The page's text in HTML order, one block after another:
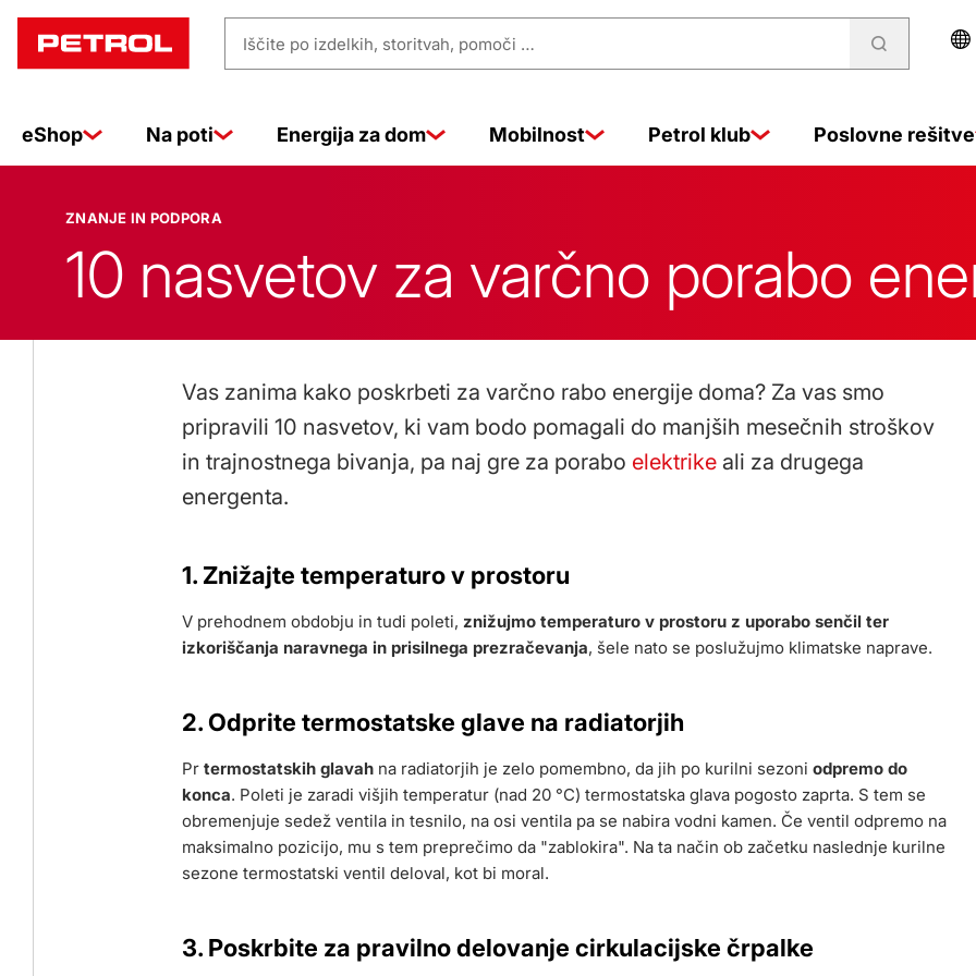
Znanje
in
podpora
Iščite
storitvah,
eShop Na poti Energija za dom Mobilnost Petrol klub Poslovne rešitve
ZNANJE IN PODPORA
10 nasvetov za varčno porabo
Vas zanima kako poskrbeti za varčno rabo energije doma? Za vas smo
pripravili 10 nasvetov, ki vam bodo pomagali do manjših mesečnih stroškov
in trajnostnega bivanja, pa naj gre za porabo elektrikeali za drugega
energenta.
1. Znižajte temperaturo v prostoru
V prehodnem obdobju in tudi poleti, znižujmo temperaturo v prostoru z uporabo senčil ter
izkoriščanja naravnega in prisilnega prezračevanja, šele nato se poslužujmo klimatske naprave.
2. Odprite termostatske glave na radiatorjih
Pr termostatskih glavahna radiatorjih je zelo pomembno, da jih po kurilni sezoni odpremo do
konca. Poleti je zaradi višjih temperatur (nad 20 °C) termostatska glava pogosto zaprta. S tem se
obremenjuje sedež ventila in tesnilo, na osi ventila pa se nabira vodni kamen. Če ventil odpremo na
maksimalno pozicijo, mu s tem preprečimo da "zablokira". Na ta način ob začetku naslednje kurilne
sezone termostatski ventil deloval, kot bi moral.
3. Poskrbite za pravilno delovanje cirkulacijske črpalke